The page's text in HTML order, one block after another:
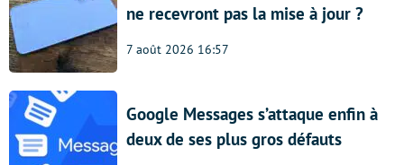
ne recevront pas la mise à jour ?
7 août 2026 16:57
Google Messages s’attaque enfin à
deux de ses plus gros défauts